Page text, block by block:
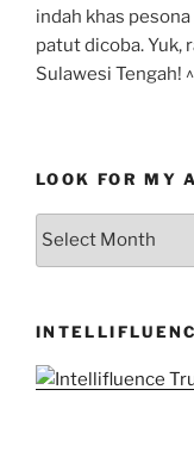
indah khas
patut dicoba. Yuk,
Sulawesi Tengah!
LOOK FOR MY
LOOK